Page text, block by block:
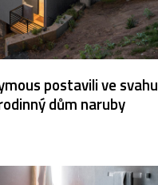
postavili ve svahu
dům naruby